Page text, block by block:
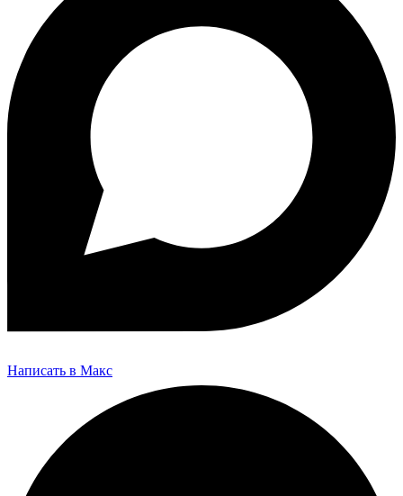
Написать в Макс